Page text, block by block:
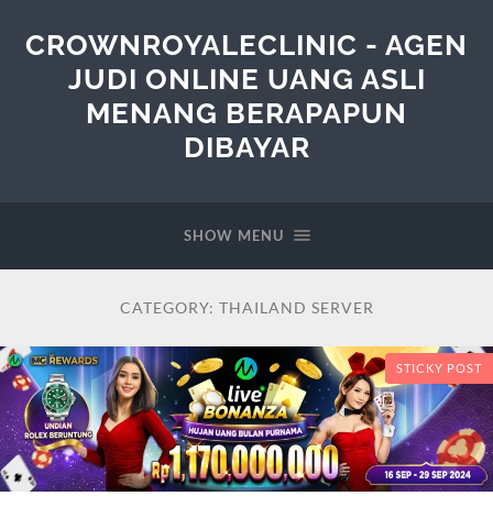
CROWNROYALECLINIC - AGEN
JUDI ONLINE UANG ASLI
MENANG BERAPAPUN
DIBAYAR
SHOW MENU
CATEGORY: THAILAND SERVER
STICKY POST